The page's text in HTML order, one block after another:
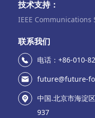
技术支持：
IEEE Communications
联系我们
电话：+86-010-
future@future-
中国.北京市海淀
937